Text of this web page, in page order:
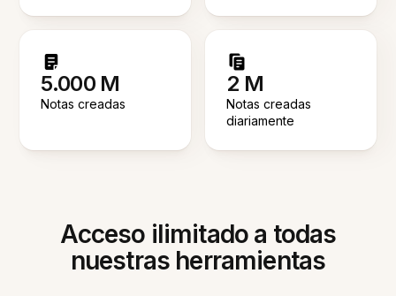
5.000 M
Notas creadas
2 M
Notas creadas
diariamente
Acceso ilimitado a todas
nuestras herramientas